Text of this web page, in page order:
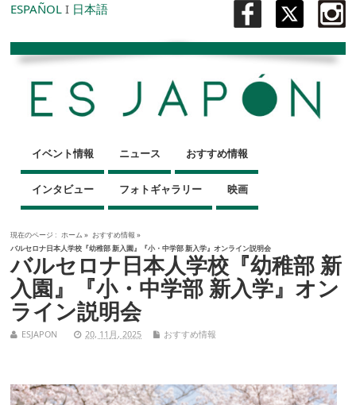
ESPAÑOL I 日本語
イベント情報 ニュース おすすめ情報
インタビュー フォトギャラリー 映画
現在のページ : ホーム » おすすめ情報 »
バルセロナ日本人学校『幼稚部 新入園』『小・中学部 新入学』オンライン説明会
バルセロナ日本人学校『幼稚部 新
入園』『小・中学部 新入学』オン
ライン説明会
ESJAPON 20, 11月, 2025 おすすめ情報